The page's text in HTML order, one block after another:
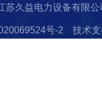
苏久益电力设备有限公
号-2
技术